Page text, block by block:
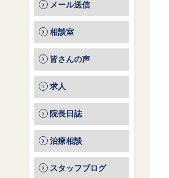
メール送信
相談室
皆さんの声
求人
院長日誌
治療相談
スタッフブログ